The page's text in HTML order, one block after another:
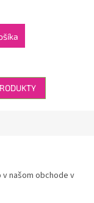
našom obchode v